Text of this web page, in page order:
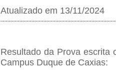
Atualizado em 13/11/2024
Resultado da Prova escrita
Campus Duque de Caxias: